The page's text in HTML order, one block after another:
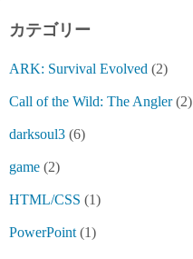
カテゴリー
ARK: Survival Evolved (2)
Call of the Wild: The Angler(2)
darksoul3 (6)
game (2)
HTML/CSS (1)
PowerPoint (1)